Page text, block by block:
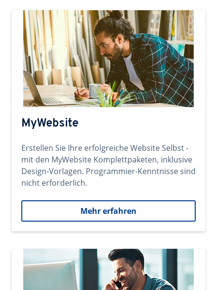
MyWebsite
Erstellen Sie Ihre erfolgreiche Website Selbst -
mit den MyWebsite Komplettpaketen, inklusive
Design-Vorlagen. Programmier-Kenntnisse sind
nicht erforderlich.
Mehr erfahren